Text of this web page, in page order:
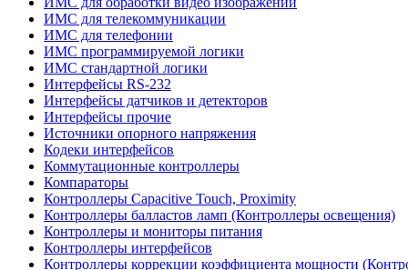
ИМС для телекоммуникации
ИМС для телефонии
ИМС программируемой логики
ИМС стандартной логики
Интерфейсы RS-232
Интерфейсы датчиков и детекторов
Интерфейсы прочие
Источники опорного напряжения
Кодеки интерфейсов
Коммутационные контроллеры
Компараторы
Контроллеры Capacitive Touch, Proximity
Контроллеры балластов ламп (Контроллеры освещения)
Контроллеры и мониторы питания
Контроллеры интерфейсов
Контроллеры коррекции коэффициента мощности